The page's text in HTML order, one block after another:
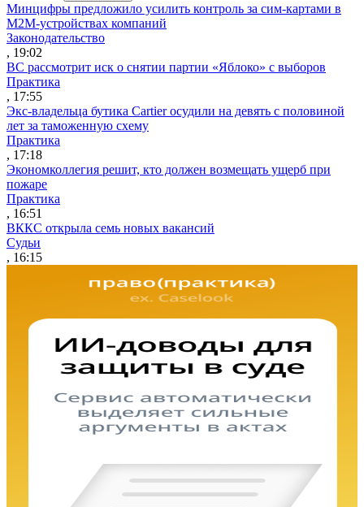
Минцифры предложило усилить контроль за сим-картами в
M2M-устройствах компаний
Законодательство
, 19:02
ВС рассмотрит иск о снятии партии «Яблоко» с выборов
Практика
, 17:55
Экс-владельца бутика Cartier осудили на девять с половиной
лет за таможенную схему
Практика
, 17:18
Экономколлегия решит, кто должен возмещать ущерб при
пожаре
Практика
, 16:51
ВККС открыла семь новых вакансий
Судьи
, 16:15